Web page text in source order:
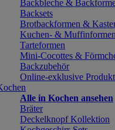
Backbleche &
Backsets
Brotbackformen &
Kuchen- & Muffinformen
Tarteformen
Mini-Cocottes &
Backzubehör
Online-exklusive
Alle in Kochen ansehen
Bräter
Deckelknopf Kollektion